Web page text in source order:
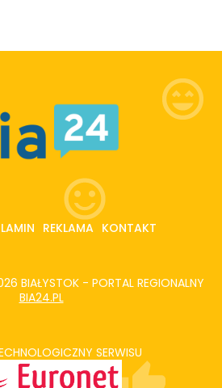
REKLAMA KONTAKT
BIAŁYSTOK - PORTAL REGIONALNY
BIA24.PL
SERWISU